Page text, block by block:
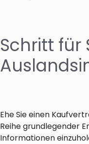
Schritt für
Ehe Sie einen
Reihe grundlegender
Informationen